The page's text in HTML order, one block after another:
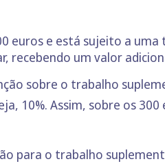
euros e está sujeito a
recebendo um valor
sobre o trabalho
10%. Assim, sobre os
para o trabalho